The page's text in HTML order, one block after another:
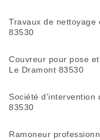
Travaux de nettoyage
83530
Couvreur pour pose
Le Dramont 83530
Société d'intervention
83530
Ramoneur